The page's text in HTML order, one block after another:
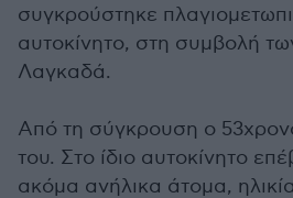
συγκρούστηκε
αυτοκίνητο, στη συμβολή
Λαγκαδά.
Από τη σύγκρουση ο
του. Στο ίδιο αυτοκίνητο
ακόμα ανήλικα άτομα,